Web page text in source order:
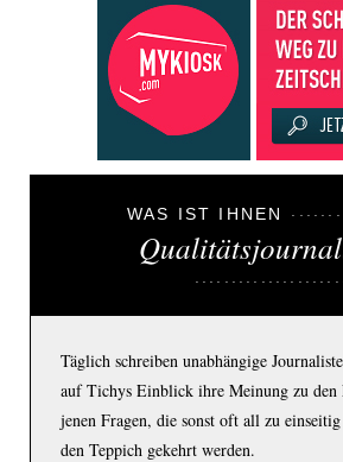
WAS IST IHNEN
Täglich schreiben unabhängige
auf Tichys Einblick ihre Meinung zu
jenen Fragen, die sonst oft all zu
den Teppich gekehrt werden.